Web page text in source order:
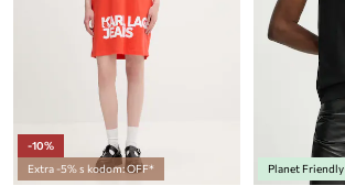
-10%
Extra -5% s kodom: OFF*
Planet Friendly